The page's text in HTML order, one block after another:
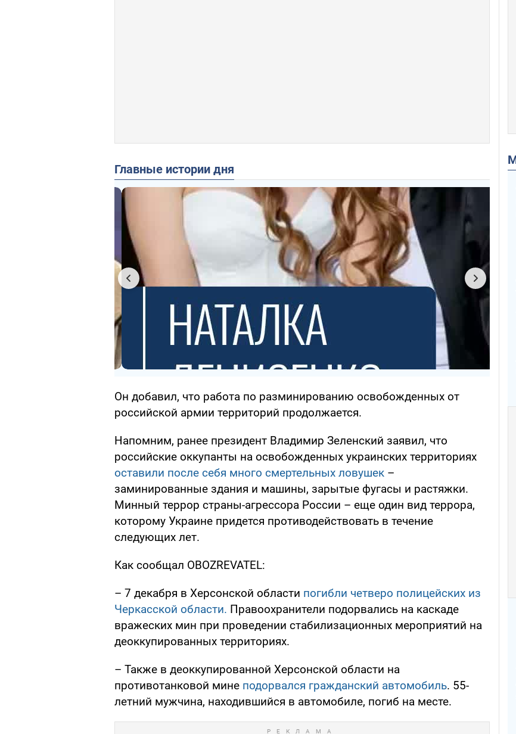
Главные истории дня
Он добавил, что работа по разминированию освобожденных от
российской армии территорий продолжается.
Напомним, ранее президент Владимир Зеленский заявил, что
российские оккупанты на освобожденных украинских территориях
оставили после себя много смертельных ловушек –
заминированные здания и машины, зарытые фугасы и растяжки.
Минный террор страны-агрессора России – еще один вид террора,
которому Украине придется противодействовать в течение
следующих лет.
Как сообщал OBOZREVATEL:
– 7 декабря в Херсонской области погибли четверо полицейских из
Черкасской области. Правоохранители подорвались на каскаде
вражеских мин при проведении стабилизационных мероприятий на
деоккупированных территориях.
– Также в деоккупированной Херсонской области на
противотанковой мине подорвался гражданский автомобиль. 55-
летний мужчина, находившийся в автомобиле, погиб на месте.